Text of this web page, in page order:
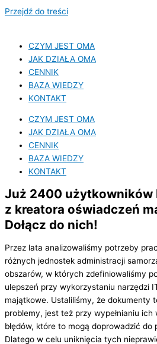
Przejdź do treści
CZYM JEST OMA
JAK DZIAŁA OMA
CENNIK
BAZA WIEDZY
KONTAKT
CZYM JEST OMA
JAK DZIAŁA OMA
CENNIK
BAZA WIEDZY
KONTAKT
Już 2400 użytkowników
z kreatora oświadczeń
Dołącz do nich!
Przez lata analizowaliśmy potrzeby
różnych jednostek administracji
obszarów, w których zdefiniowaliśmy
ulepszeń przy wykorzystaniu narzędzi
majątkowe. Ustaliliśmy, że dokumenty
problemy, jest też przy wypełnianiu
błędów, które to mogą doprowadzić
Dlatego w celu uniknięcia tych